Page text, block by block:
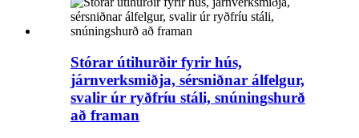
Stórar útihurðir fyrir hús,
járnverksmiðja, sérsniðnar álfelgur,
svalir úr ryðfríu stáli, snúningshurð
að framan